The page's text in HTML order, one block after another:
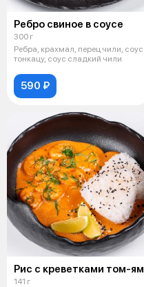
Ребро свиное в соусе
300 г
Ребра, крахмал, перец чили, соус
тонкацу, соус сладкий чили
590 ₽
Рис с креветками том-ям
141 г